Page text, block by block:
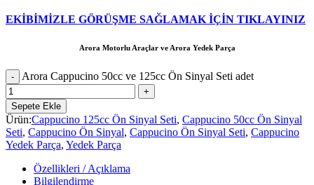
EKİBİMİZLE GÖRÜŞME SAĞLAMAK İÇİN TIKLAYINIZ
Arora Motorlu Araçlar ve Arora Yedek Parça
Arora Cappucino 50cc ve 125cc Ön Sinyal Seti adet
Sepete Ekle
Ürün:Cappucino 125cc Ön Sinyal Seti, Cappucino 50cc Ön Sinyal
Seti, Cappucino Ön Sinyal, Cappucino Ön Sinyal Seti, Cappucino
Yedek Parça, Yedek Parça
Özellikleri / Açıklama
Bilgilendirme